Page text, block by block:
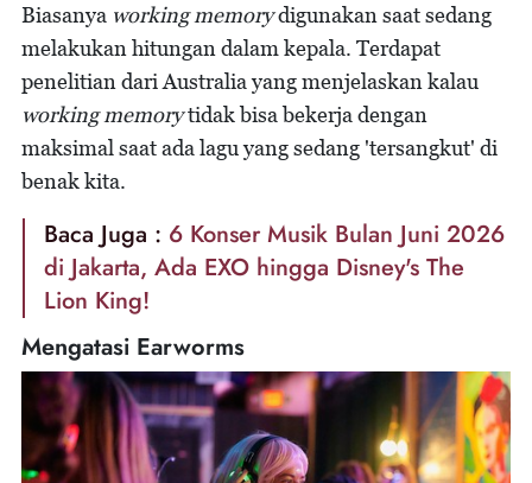
Biasanya working memorydigunakan saat sedang
melakukan hitungan dalam kepala. Terdapat
penelitian dari Australia yang menjelaskan kalau
working memorytidak bisa bekerja dengan
maksimal saat ada lagu yang sedang 'tersangkut' di
benak kita.
Baca Juga : 6 Konser Musik Bulan Juni 2026
di Jakarta, Ada EXO hingga Disney's The
Lion King!
Mengatasi Earworms